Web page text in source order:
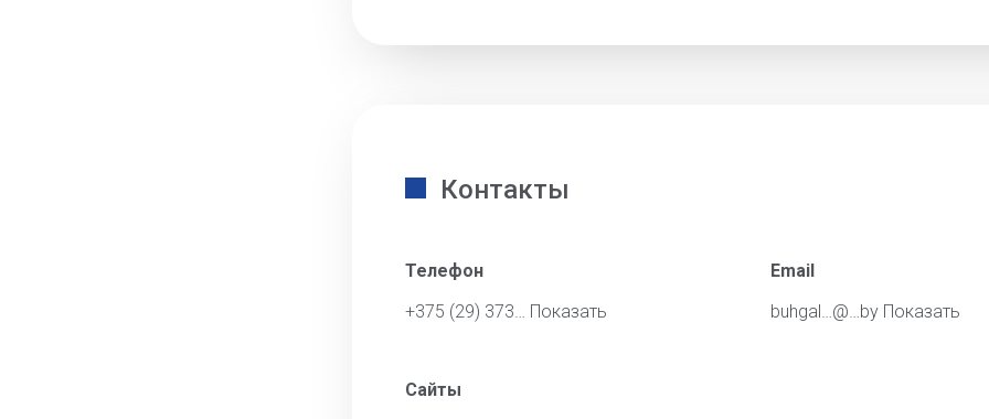
Контакты
Телефон
+375 (29) 373… Показать
Email
buhgal…@…by Показать
Сайты